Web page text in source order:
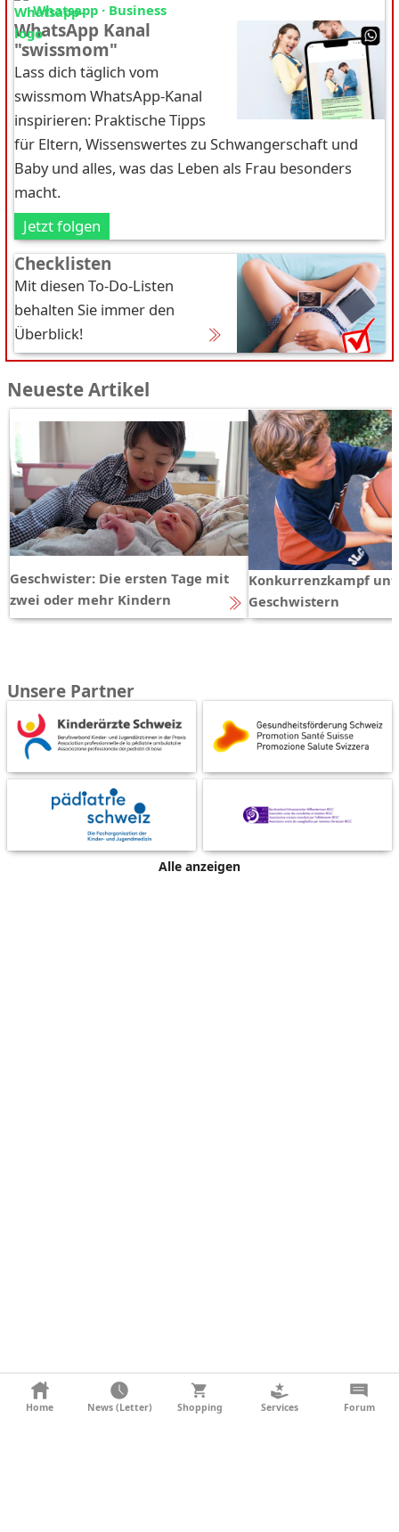
Whatsapp · Business
WhatsApp Kanal
"swissmom"
Lass dich täglich vom
swissmom WhatsApp-Kanal
inspirieren: Praktische Tipps
für Eltern, Wissenswertes zu Schwangerschaft und
Baby und alles, was das Leben als Frau besonders
macht.
Jetzt folgen
Checklisten
Mit diesen To-Do-Listen
behalten Sie immer den
Überblick!
Neueste Artikel
Geschwister: Die ersten Tage mit
zwei oder mehr Kindern
Konkurrenzkampf
Geschwistern
Unsere Partner
Alle anzeigen
KONTAKT
Home News (Letter) Shopping Services Forum